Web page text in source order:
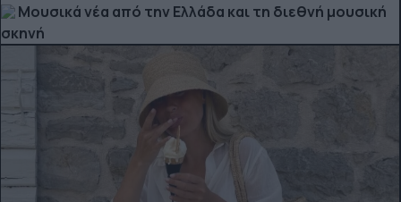
Μουσικά νέα από την Ελλάδα και τη διεθνή μουσική
σκηνή